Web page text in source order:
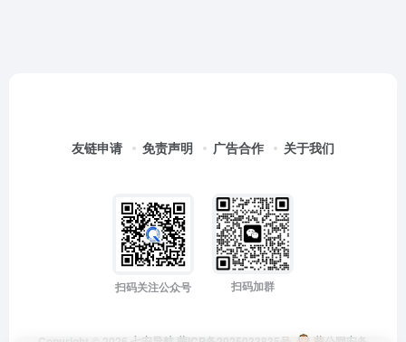
友链申请 免责声明 广告合作 关于我们
扫码关注公众号 扫码加群